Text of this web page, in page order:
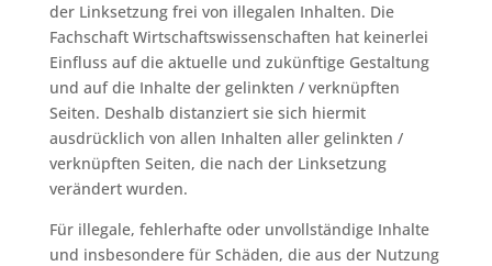
der Linksetzung frei von illegalen Inhalten. Die
Fachschaft Wirtschaftswissenschaften hat keinerlei
Einfluss auf die aktuelle und zukünftige Gestaltung
und auf die Inhalte der gelinkten / verknüpften
Seiten. Deshalb distanziert sie sich hiermit
ausdrücklich von allen Inhalten aller gelinkten /
verknüpften Seiten, die nach der Linksetzung
verändert wurden.
Für illegale, fehlerhafte oder unvollständige Inhalte
und insbesondere für Schäden, die aus der Nutzung